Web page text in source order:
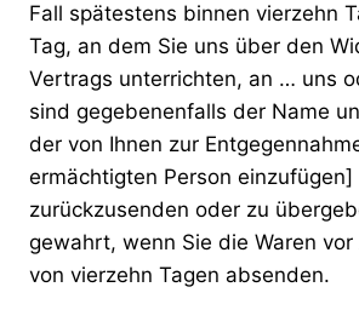
Fall spätestens binnen vierzehn
Tag, an dem Sie uns über den
Vertrags unterrichten, an … uns
sind gegebenenfalls der Name
der von Ihnen zur
ermächtigten Person einzufügen]
zurückzusenden oder zu
gewahrt, wenn Sie die Waren
von vierzehn Tagen absenden.